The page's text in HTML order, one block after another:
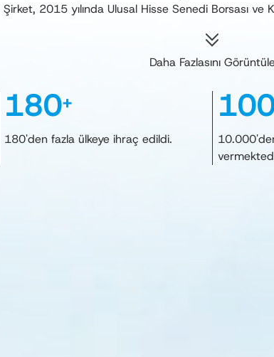
2015 yılında Ulusal Hisse Senedi Borsası ve
Daha Fazlasını
180+
180'den fazla ülkeye ihraç edildi.